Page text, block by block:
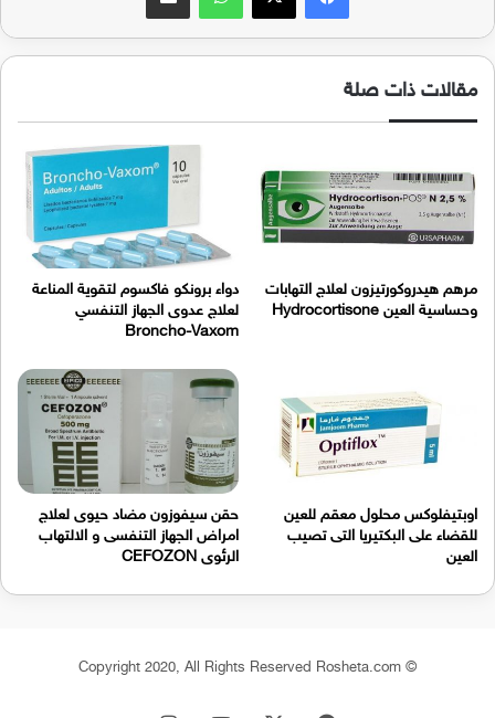
مقالات ذات صلة
مرهم هيدروكورتيزون لعلاج التهابات
وحساسية العين Hydrocortisone
دواء برونكو فاكسوم لتقوية المناعة
لعلاج عدوى الجهاز التنفسي
Broncho-Vaxom
اوبتيفلوكس محلول معقم للعين
للقضاء على البكتيريا التى تصيب
العين
حقن سيفوزون مضاد حيوى لعلاج
امراض الجهاز التنفسى و الالتهاب
الرئوى CEFOZON
© Copyright 2020, All Rights Reserved Rosheta.com